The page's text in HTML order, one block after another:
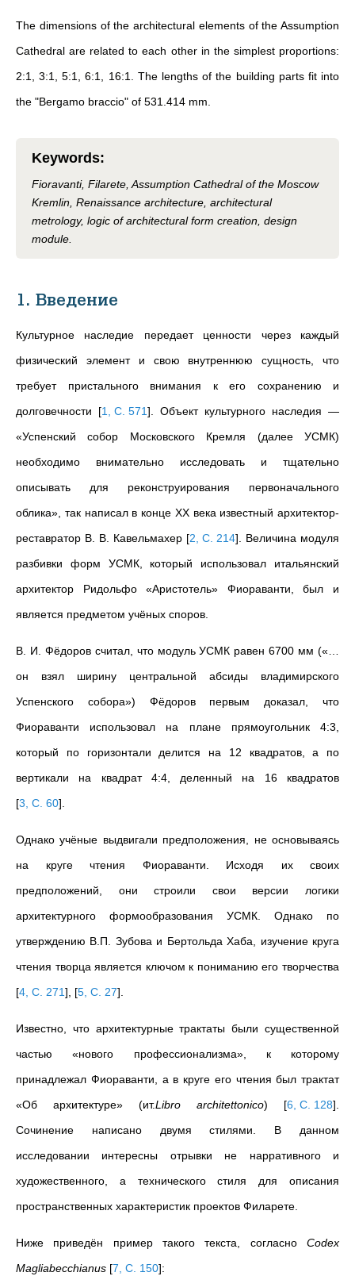
The dimensions of the architectural elements of the Assumption
Cathedral are related to each other in the simplest proportions:
2:1, 3:1, 5:1, 6:1, 16:1. The lengths of the building parts fit into
the "Bergamo braccio" of 531.414 mm.
Keywords:
Fioravanti, Filarete, Assumption Cathedral of the Moscow
Kremlin, Renaissance architecture, architectural
metrology, logic of architectural form creation, design
module.
1. Введение
Культурное наследие передает ценности через каждый
физический элемент и свою внутреннюю сущность, что
требует пристального внимания к его сохранению и
долговечности [1, С. 571] . Объект культурного наследия —
«Успенский собор Московского Кремля (далее УСМК)
необходимо внимательно исследовать и тщательно
описывать для реконструирования первоначального
облика», так написал в конце XX века известный архитектор-
реставратор В. В. Кавельмахер [2, С. 214] . Величина модуля
разбивки форм УСМК, который использовал итальянский
архитектор Ридольфо «Аристотель» Фиораванти, был и
является предметом учёных споров.
В. И. Фёдоров считал, что модуль УСМК равен 6700 мм («…
он взял ширину центральной абсиды владимирского
Успенского собора») Фёдоров первым доказал, что
Фиораванти использовал на плане прямоугольник 4:3,
который по горизонтали делится на 12 квадратов, а по
вертикали на квадрат 4:4, деленный на 16 квадратов
[3, С. 60]
Однако учёные выдвигали предположения, не основываясь
на круге чтения Фиораванти. Исходя их своих
предположений, они строили свои версии логики
архитектурного формообразования УСМК. Однако по
утверждению В.П. Зубова и Бертольда Хаба, изучение круга
чтения творца является ключом к пониманию его творчества
[4, С. 271] [5, С. 27]
Известно, что архитектурные трактаты были существенной
частью «нового профессионализма», к которому
принадлежал Фиораванти, а в круге его чтения был трактат
«Об архитектуре» (ит.Libro architettonico) [6, С. 128]
Сочинение написано двумя стилями. В данном
исследовании интересны отрывки не нарративного и
художественного, а технического стиля для описания
пространственных характеристик проектов Филарете.
Ниже приведён пример такого текста, согласно Codex
Magliabecchianus [7, С. 150]: